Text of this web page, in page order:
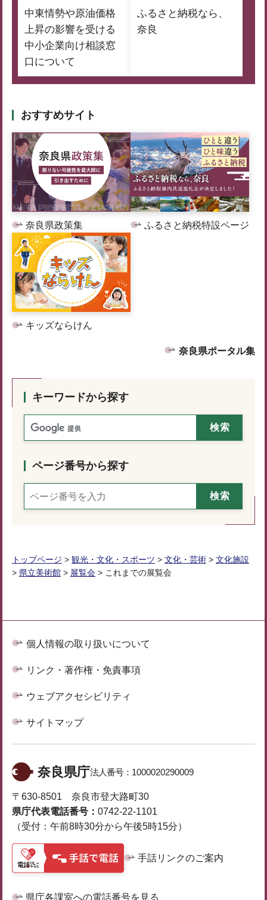
中東情勢や原油価格
上昇の影響を受ける
中小企業向け相談窓
口について
ふるさと納税なら、
奈良
おすすめサイト
奈良県政策集 ふるさと納税特設ページ
キッズならけん
奈良県ポータル集
キーワードから探す
ページ番号から探す
トップページ > 観光・文化・スポーツ > 文化・芸術 > 文化施設
> 県立美術館 > 展覧会 > これまでの展覧会
個人情報の取り扱いについて
リンク・著作権・免責事項
ウェブアクセシビリティ
サイトマップ
奈良県庁法人番号： 1000020290009
〒630-8501 奈良市登大路町30
県庁代表電話番号： 0742-22-1101
（受付：午前8時30分から午後5時15分）
手話リンクのご案内
県庁各課室への電話番号を見る